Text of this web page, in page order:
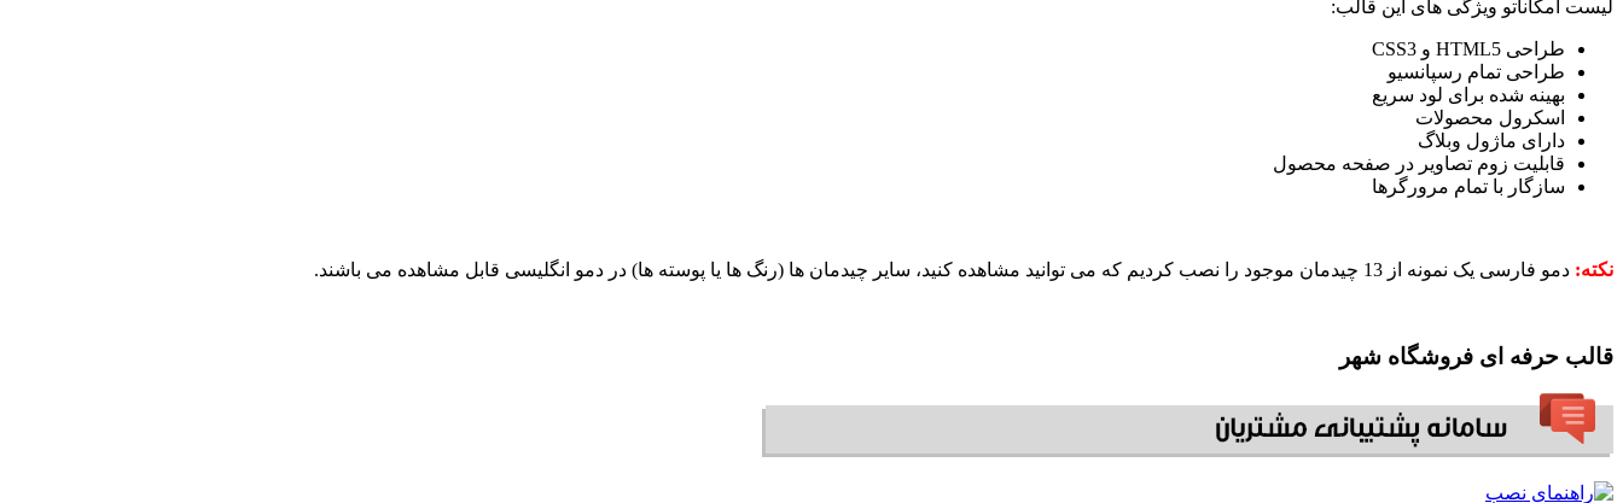
لیست امکاناتو ویژگی های این قالب:
طراحی HTML5 و CSS3
طراحی تمام رسپانسیو
بهینه شده برای لود سریع
اسکرول محصولات
دارای ماژول وبلاگ
قابلیت زوم تصاویر در صفحه محصول
سازگار با تمام مرورگرها
نکته: دمو فارسی یک نمونه از 13 چیدمان موجود را نصب کردیم که می توانید مشاهده کنید، سایر چیدمان ها (رنگ ها یا پوسته ها) در دمو انگلیسی قابل مشاهده می باشند.
قالب حرفه ای فروشگاه شهر